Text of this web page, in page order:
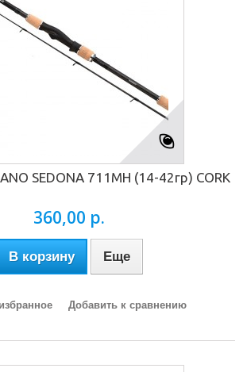
SEDONA 711МH (14-42гр) CORK
360,00 р.
В корзину Еще
Добавить к сравнению